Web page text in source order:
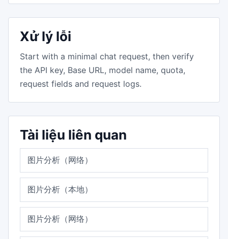
Xử lý lỗi
Start with a minimal chat request, then verify
the API key, Base URL, model name, quota,
request fields and request logs.
Tài liệu liên quan
图片分析（网络）
图片分析（本地）
图片分析（网络）